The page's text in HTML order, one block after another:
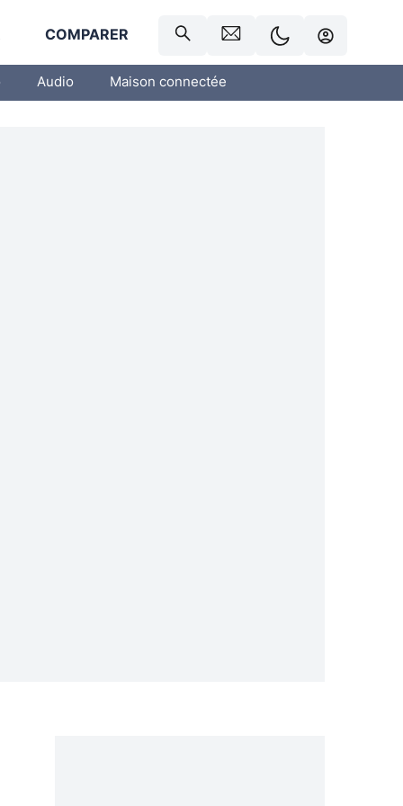
COMPARER
Audio Maison connectée